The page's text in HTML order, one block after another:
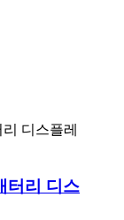
터리 디스